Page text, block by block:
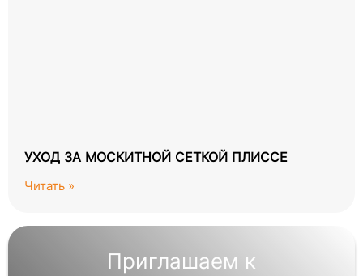
УХОД ЗА МОСКИТНОЙ СЕТКОЙ ПЛИССЕ
Читать »
Приглашаем к